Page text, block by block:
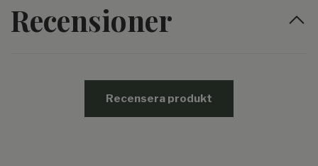
Recensioner
Recensera produkt